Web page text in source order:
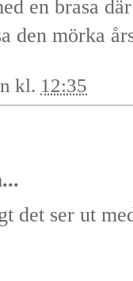
en brasa
den mörka
kl. 12:35
det ser ut